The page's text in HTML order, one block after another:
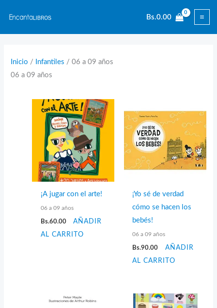
contenido
Bs.0.00
Inicio / Infantiles / 06 a 09 años
06 a 09 años
¡A jugar con el arte!
06 a 09 años
Bs.60.00
AÑADIR
AL CARRITO
¡Yo sé de verdad
cómo se hacen los
bebés!
06 a 09 años
Bs.90.00
AÑADIR
AL CARRITO